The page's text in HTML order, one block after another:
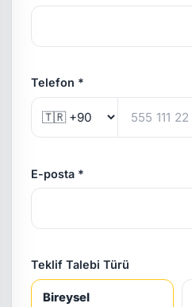
Telefon *
E-posta *
Teklif Talebi Türü
Bireysel